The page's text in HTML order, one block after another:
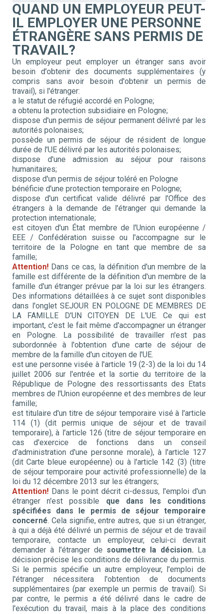
QUAND UN EMPLOYEUR PEUT-
IL EMPLOYER UNE PERSONNE
ÉTRANGÈRE SANS PERMIS DE
TRAVAIL?
Un employeur peut employer un étranger sans avoir
besoin d'obtenir des documents supplémentaires (y
compris sans avoir besoin d'obtenir un permis de
travail), si l'étranger:
a le statut de réfugié accordé en Pologne;
a obtenu la protection subsidiaire en Pologne;
dispose d'un permis de séjour permanent délivré par les
autorités polonaises;
possède un permis de séjour de résident de longue
durée de l'UE délivré par les autorités polonaises;
dispose d'une admission au séjour pour raisons
humanitaires;
dispose d'un permis de séjour toléré en Pologne
bénéficie d'une protection temporaire en Pologne;
dispose d'un certificat valide délivré par l'Office des
étrangers à la demande de l'étranger qui demande la
protection internationale;
est citoyen d'un État membre de l'Union européenne /
EEE / Confédération suisse ou l'accompagne sur le
territoire de la Pologne en tant que membre de sa
famille;
Attention! Dans ce cas, la définition d'un membre de la
famille est différente de la définition d'un membre de la
famille d'un étranger prévue par la loi sur les étrangers.
Des informations détaillées à ce sujet sont disponibles
dans l'onglet SEJOUR EN POLOGNE DE MEMBRES DE
LA FAMILLE D'UN CITOYEN DE L'UE. Ce qui est
important, c'est le fait même d'accompagner un étranger
en Pologne. La possibilité de travailler n'est pas
subordonnée à l'obtention d'une carte de séjour de
membre de la famille d'un citoyen de l'UE.
est une personne visée à l'article 19 (2-3) de la loi du 14
juillet 2006 sur l'entrée et la sortie du territoire de la
République de Pologne des ressortissants des Etats
membres de l'Union européenne et des membres de leur
famille;
est titulaire d'un titre de séjour temporaire visé à l'article
114 (1) (dit permis unique de séjour et de travail
temporaire), à l'article 126 (titre de séjour temporaire en
cas d'exercice de fonctions dans un conseil
d'administration d'une personne morale), à l'article 127
(dit Carte bleue européenne) ou à l'article 142 (3) (titre
de séjour temporaire pour activité professionnelle) de la
loi du 12 décembre 2013 sur les étrangers;
Attention! Dans le point décrit ci-dessus, l'emploi d'un
étranger n'est possible que dans les conditions
spécifiées dans le permis de séjour temporaire
concerné. Cela signifie, entre autres, que si un étranger,
à qui a déjà été délivré un permis de séjour et de travail
temporaire, contacte un employeur, celui-ci devrait
demander à l'étranger de soumettre la décision. La
décision précise les conditions de délivrance du permis.
Si le permis spécifie un autre employeur, l'emploi de
l'étranger nécessitera l'obtention de documents
supplémentaires (par exemple un permis de travail). Si
par contre, le permis a été délivré dans le cadre de
l'exécution du travail, mais à la place des conditions